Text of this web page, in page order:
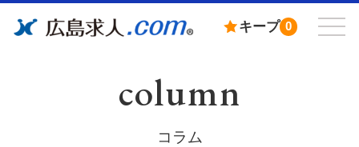
キープ 0
column
コラム